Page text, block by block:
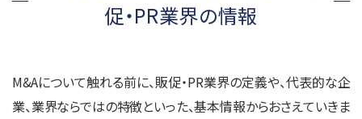
促・PR業界の情報
M&Aについて触れる前に、販促・PR業界の定義や、代表的な企
業、業界ならではの特徴といった、基本情報からおさえていきま